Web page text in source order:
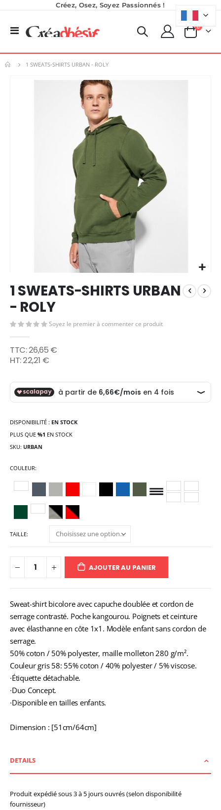
Créez, Osez, Soyez Passionnés !
Basculer
Panier
0produits
1 SWEATS-SHIRTS URBAN - ROLY
to
the
beginning
the
images
gallery
1 SWEATS-SHIRTS URBAN
- ROLY
Soyez le premier à commenter ce produit
26,65 €
22,21 €
DISPONIBILITÉ : EN STOCK
PLUS QUE %1 EN STOCK
SKU URBAN
COULEUR
TAILLE
AJOUTER AU PANIER
Sweat-shirt bicolore avec capuche doublée et cordon de
serrage contrasté. Poche kangourou. Poignets et ceinture
avec élasthanne en côte 1x1. Modèle enfant sans cordon de
serrage.
50% coton / 50% polyester, maille molleton 280 g/m².
Couleur gris 58: 55% coton / 40% polyester / 5% viscose.
·Étiquette détachable.
·Duo Concept.
·Disponible en tailles enfants.
Dimension : [51cm/64cm]
DETAILS
Produit expédié sous 3 à 5 jours ouvrés (selon disponibilité
fournisseur)